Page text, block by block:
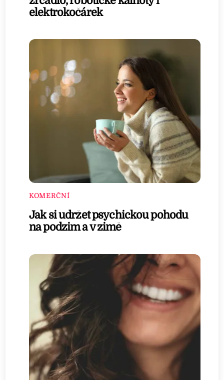
elektrokočárek
KOMERČNÍ
Jak si udržet psychickou pohodu
na podzim a v zimě